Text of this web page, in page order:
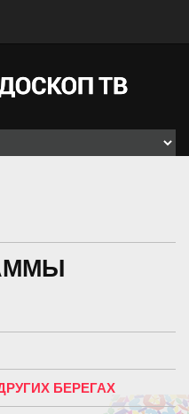
БЕРЕГАХ